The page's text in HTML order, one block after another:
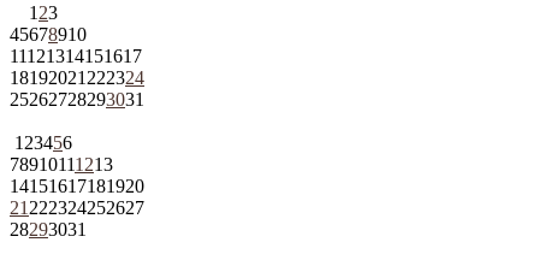
1 23
45678910
11121314151617
18192021 222324
25262728293031
1 23456
78910111213
14151617181920
21 222324252627
28293031